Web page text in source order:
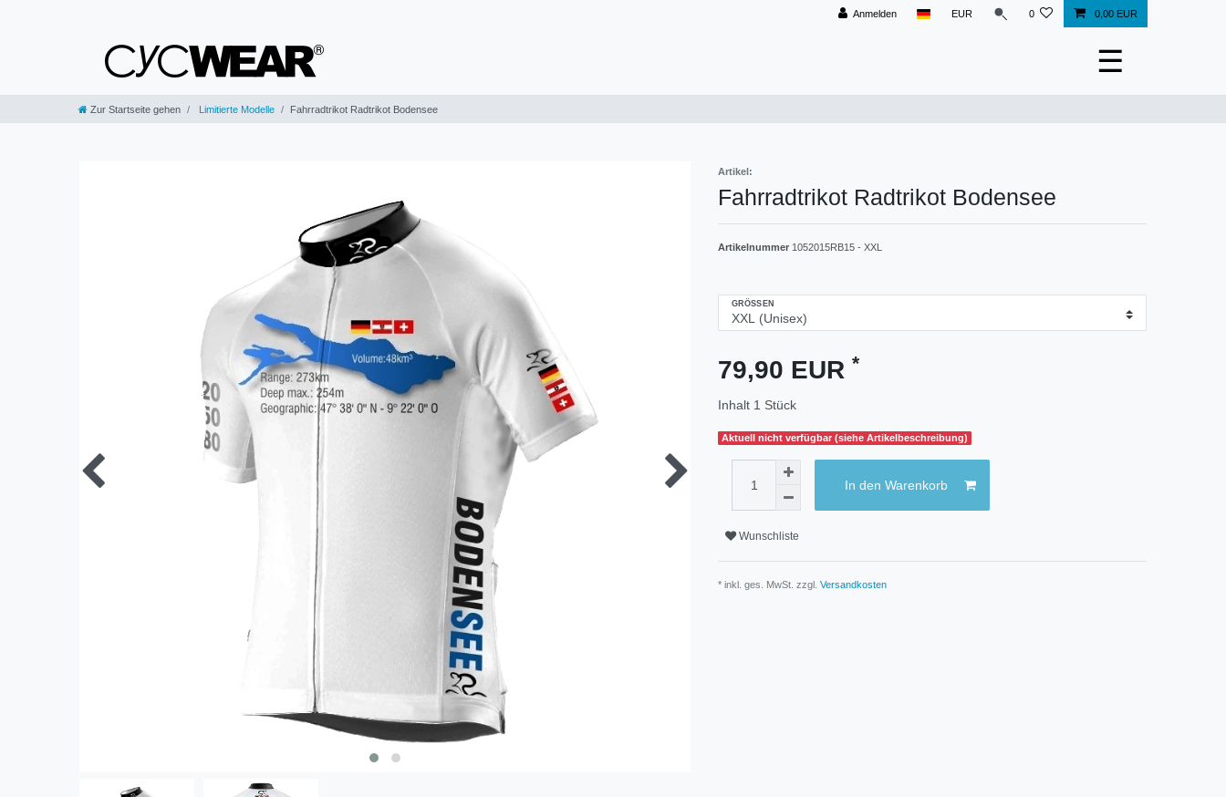
Anmelden EUR 0 0,00 EUR
☰
Zur Startseite gehen Limitierte Modelle Fahrradtrikot Radtrikot Bodensee
Artikel:
Fahrradtrikot Radtrikot Bodensee
Artikelnummer 1052015RB15 - XXL
GRÖSSEN
79,90 EUR *
Inhalt 1 Stück
Aktuell nicht verfügbar (siehe Artikelbeschreibung)
In den Warenkorb
Wunschliste
* inkl. ges. MwSt. zzgl. Versandkosten